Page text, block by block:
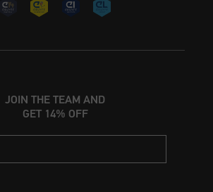
JOIN THE TEAM AND
GET 14% OFF